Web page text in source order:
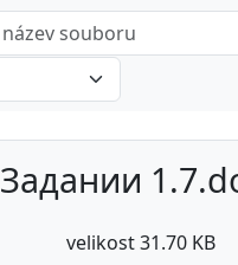
Задании
velikost 31.70 KB